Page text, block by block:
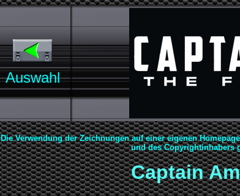
Auswahl
Die Verwendung der Zeichnungen auf einer eigenen
und des Copyrightinhabers
Captain